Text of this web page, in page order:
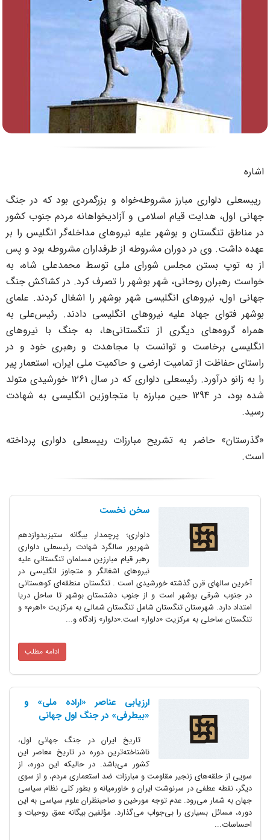
دلواری مبارز مشروطه‌خواه و بزرگمردی بود که در جنگ
اول، هدایت قیام اسلامی و آزادیخواهانه مردم جنوب کشور
مناطق تنگستان و بوشهر علیه نیروهای مداخله‌گر انگلیس را بر
داشت. وی در دوران مشروطه از طرفداران مشروطه بود و پس
به توپ بستن مجلس شورای ملی توسط محمدعلی شاه، به
رهبران روحانی،‌ شهر بوشهر را تصرف کرد. در کشاکش جنگ
اول، نیروهای انگلیسی شهر بوشهر را اشغال کردند. علمای
فتوای جهاد علیه نیروهای انگلیسی دادند. رئیس‌علی به
گروه‌های دیگری از تنگستانی‌ها، به جنگ با نیروهای
برخاست و توانست با مجاهدت و رهبری خود و در
حفاظت از تمامیت ارضی و حاکمیت ملی ایران، استعمار پیر
را به زانو درآورد. رئیسعلی‌ دلواری که در سال ۱۲۶۱ خورشیدی متولد
شده بود، در 1294 حین مبارزه با متجاوزین انگلیسی به شهادت
حاضر به تشریح مبارزات رییسعلی دلواری پرداخته
سخن نخست
دلواری؛ پرچمدار بیگانه ستیزیدوازدهم
شهریور سالگرد شهادت رئیسعلی دلواری
رهبر قیام مبارزین مسلمان تنگستانی علیه
نیروهای اشغالگر و متجاوز انگلیسی در
آخرین سالهای قرن گذشته خورشیدی است . تنگستان منطقه‌ای کوهستانی
در جنوب شرقی بوشهر است‌ و از جنوب دشتستان بوشهر تا ساحل دریا
امتداد دارد. شهرستان تنگستان شامل تنگستان شمالی به مرکزیت «اهرم‌» و
تنگستان ساحلی به مرکزیت «دلوار» است‌.«دلوار» زادگاه و...
ادامه مطلب
ارزیابی عناصر «اراده ملی» و
«بیطرفی» در جنگ اول جهانی
تاریخ ایران در جنگ جهانی اول،
ناشناخته‌ترین دوره در تاریخ معاصر این
کشور می‌باشد. در حالیکه این دوره، از
سویی از حلقه‌های زنجیر مقاومت و مبارزات ضد استعماری مردم، و از سوی
دیگر، نقطه عطفی در سرنوشت ایران و خاورمیانه و بطور کلی نظام سیاسی
جهان به شمار می‌رود. عدم توجه مورخین و صاحبنظران علوم سیاسی به این
دوره، مسائل بسیاری را بی‌جواب می‌گذارد. مؤلفین بیگانه عمق روحیات و
احساسات...